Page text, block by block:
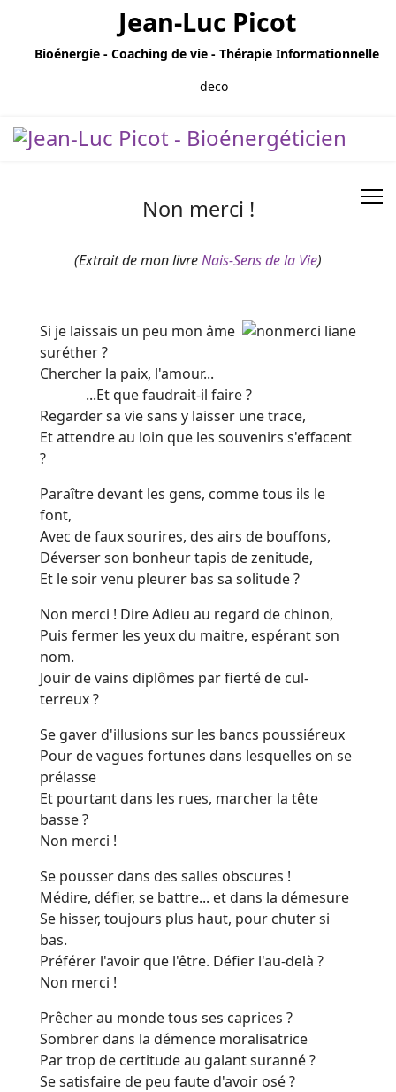
Jean-Luc Picot
Bioénergie - Coaching de vie - Thérapie Informationnelle
Non merci !
(Extrait de mon livreNais-Sens de la Vie)
Si je laissais un peu mon âme
suréther ?
Chercher la paix, l'amour...
...Et que faudrait-il faire ?
Regarder sa vie sans y laisser une trace,
Et attendre au loin que les souvenirs s'effacent
?
Paraître devant les gens, comme tous ils le
font,
Avec de faux sourires, des airs de bouffons,
Déverser son bonheur tapis de zenitude,
Et le soir venu pleurer bas sa solitude ?
Non merci ! Dire Adieu au regard de chinon,
Puis fermer les yeux du maitre, espérant son
nom.
Jouir de vains diplômes par fierté de cul-
terreux ?
Se gaver d'illusions sur les bancs poussiéreux
Pour de vagues fortunes dans lesquelles on se
prélasse
Et pourtant dans les rues, marcher la tête
basse ?
Non merci !
Se pousser dans des salles obscures !
Médire, défier, se battre... et dans la démesure
Se hisser, toujours plus haut, pour chuter si
bas.
Préférer l'avoir que l'être. Défier l'au-delà ?
Non merci !
Prêcher au monde tous ses caprices ?
Sombrer dans la démence moralisatrice
Par trop de certitude au galant suranné ?
Se satisfaire de peu faute d'avoir osé ?